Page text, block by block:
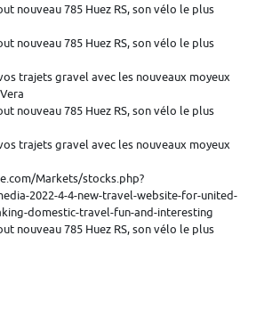
nouveau 785 Huez RS, son vélo le plus
nouveau 785 Huez RS, son vélo le plus
trajets gravel avec les nouveaux moyeux
nouveau 785 Huez RS, son vélo le plus
trajets gravel avec les nouveaux moyeux
Markets/stocks.php?
2022-4-4-new-travel-website-for-united-
domestic-travel-fun-and-interesting
nouveau 785 Huez RS, son vélo le plus